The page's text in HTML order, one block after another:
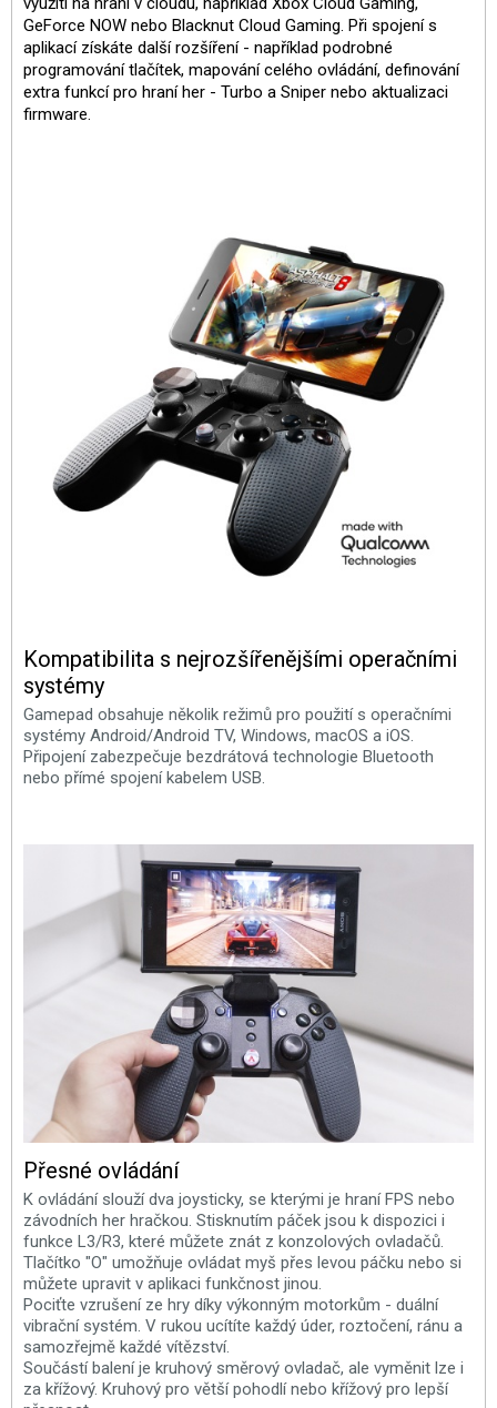
GeForce NOW nebo Blacknut Cloud Gaming. Při spojení s
aplikací získáte další rozšíření - například podrobné
programování tlačítek, mapování celého ovládání, definování
extra funkcí pro hraní her - Turbo a Sniper nebo aktualizaci
firmware.
Kompatibilita s nejrozšířenějšími operačními
systémy
Gamepad obsahuje několik režimů pro použití s operačními
systémy Android/Android TV, Windows, macOS a iOS.
Připojení zabezpečuje bezdrátová technologie Bluetooth
nebo přímé spojení kabelem USB.
Přesné ovládání
K ovládání slouží dva joysticky, se kterými je hraní FPS nebo
závodních her hračkou. Stisknutím páček jsou k dispozici i
funkce L3/R3, které můžete znát z konzolových ovladačů.
Tlačítko "O" umožňuje ovládat myš přes levou páčku nebo si
můžete upravit v aplikaci funkčnost jinou.
Pociťte vzrušení ze hry díky výkonným motorkům - duální
vibrační systém. V rukou ucítíte každý úder, roztočení, ránu a
samozřejmě každé vítězství.
Součástí balení je kruhový směrový ovladač, ale vyměnit lze i
za křížový. Kruhový pro větší pohodlí nebo křížový pro lepší